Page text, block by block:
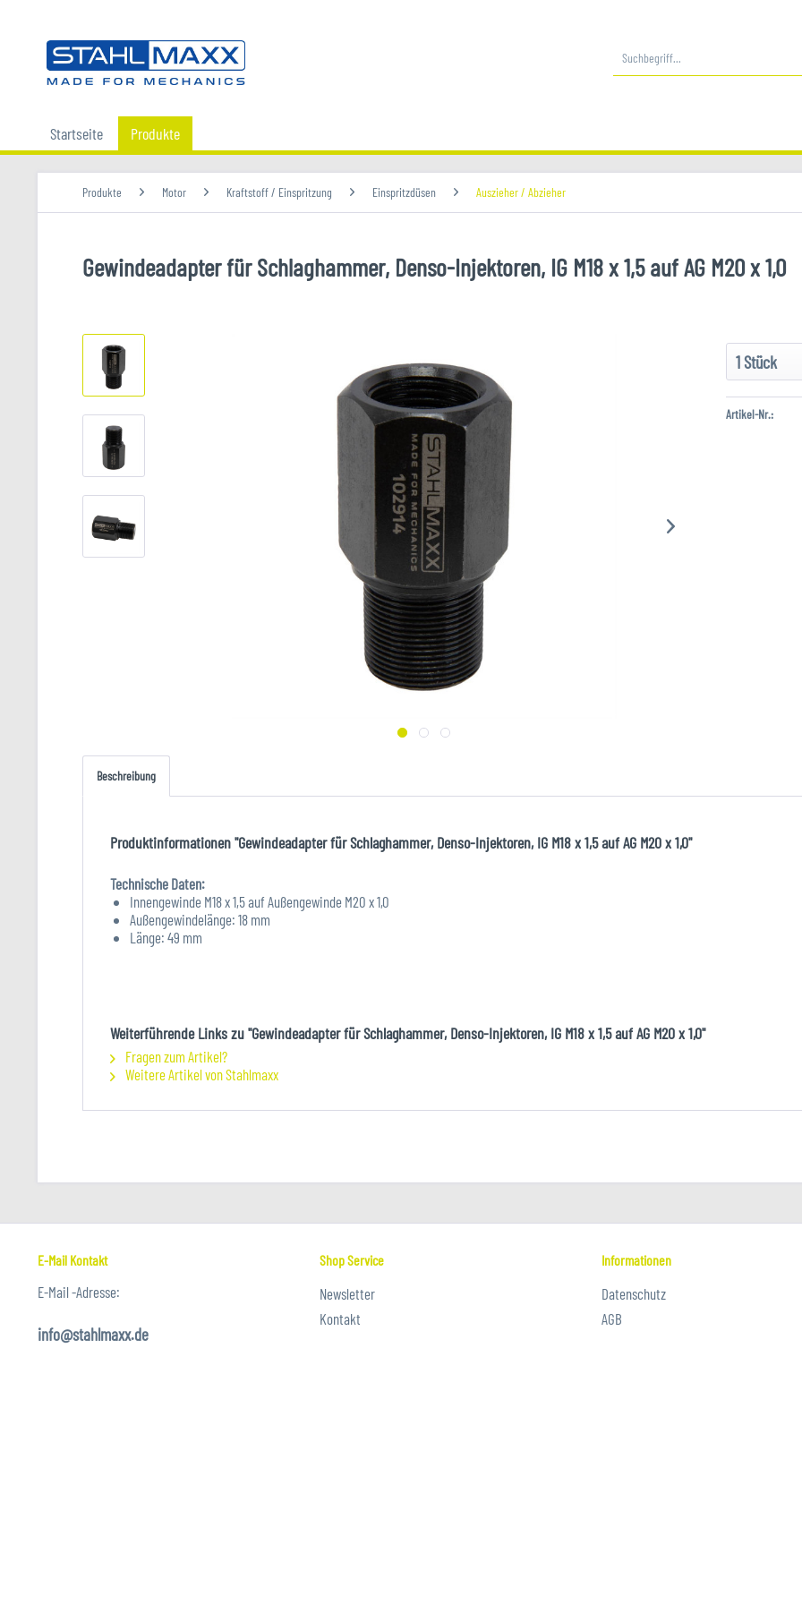
Startseite Produkte
Produkte Motor Kraftstoff / Einspritzung Einspritzdüsen Auszieher / Abzieher
Gewindeadapter für Schlaghammer, Denso-Injektoren, IG M18 x 1,5 auf AG M20 x 1,0
Artikel-Nr.:
Beschreibung
Produktinformationen "Gewindeadapter für Schlaghammer, Denso-Injektoren, IG M18 x 1,5 auf AG M20 x 1,0"
Technische Daten:
Innengewinde M18 x 1,5 auf Außengewinde M20 x 1,0
Außengewindelänge: 18 mm
Länge: 49 mm
Weiterführende Links zu "Gewindeadapter für Schlaghammer, Denso-Injektoren, IG M18 x 1,5 auf AG M20 x 1,0"
Fragen zum Artikel?
Weitere Artikel von Stahlmaxx
E-Mail Kontakt
E-Mail -Adresse:
info@stahlmaxx.de
Shop Service
Newsletter
Kontakt
Informationen
Datenschutz
AGB